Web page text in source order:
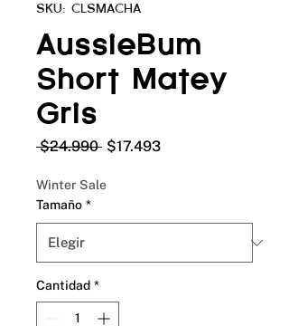
SKU: CLSMACHA
AussieBum
Short Matey
Gris
$24.990 Precio
$17.493Precio
Winter Sale
Tamaño *
Cantidad *